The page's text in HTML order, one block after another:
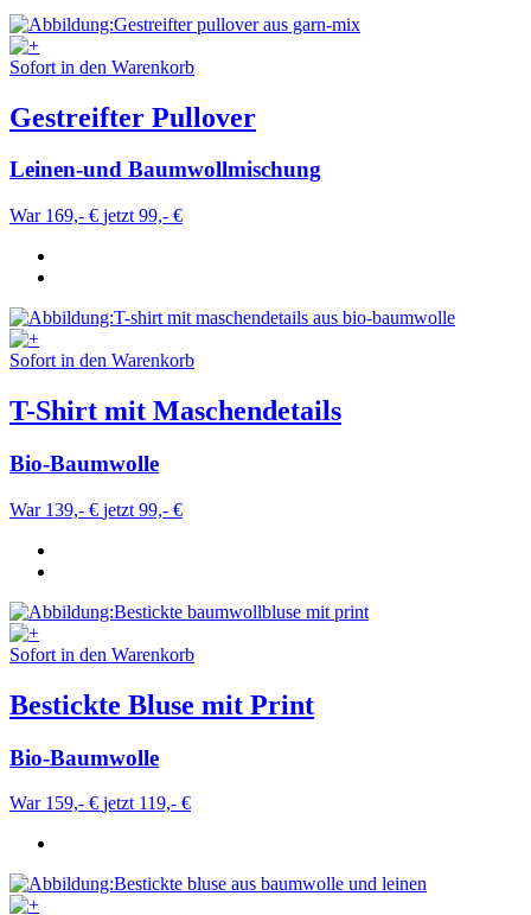
Sofort in den Warenkorb
Gestreifter Pullover
Leinen-und Baumwollmischung
War 169,- € jetzt 99,- €
Sofort in den Warenkorb
T-Shirt mit Maschendetails
Bio-Baumwolle
War 139,- € jetzt 99,- €
Sofort in den Warenkorb
Bestickte Bluse mit Print
Bio-Baumwolle
War 159,- € jetzt 119,- €